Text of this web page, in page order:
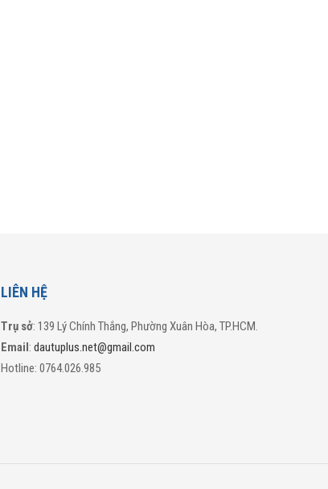
LIÊN HỆ
Trụ sở: 139 Lý Chính Thắng, Phường Xuân Hòa, TP.HCM.
Email:dautuplus.net@gmail.com
Hotline: 0764.026.985